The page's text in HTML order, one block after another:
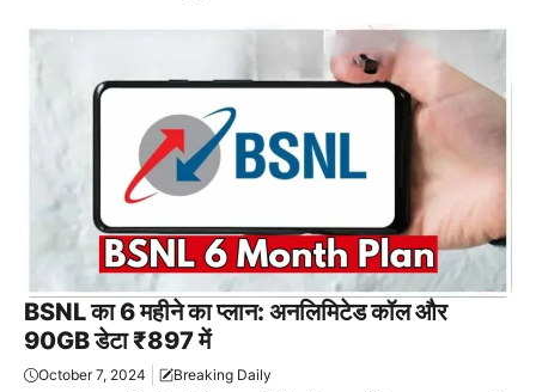
BSNL का 6 महीने का प्लान: अनलिमिटेड कॉल और
90GB डेटा ₹897 में
October 7, 2024 Breaking Daily